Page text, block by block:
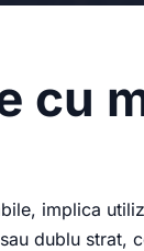
cu
implica
dublu strat,